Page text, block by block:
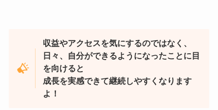
収益やアクセスを気にするのではなく、
日々、自分ができるようになったことに目
を向けると
成長を実感できて継続しやすくなります
よ！